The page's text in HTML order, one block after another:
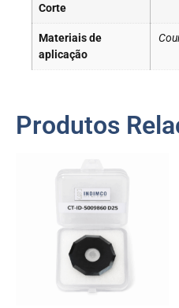
Corte
Materiais de
aplicação
Produtos